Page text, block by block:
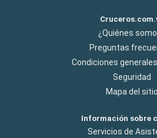
¿Quiénes
Preguntas
Condiciones
Seguridad
Mapa del sitio
Información sobre
Servicios de